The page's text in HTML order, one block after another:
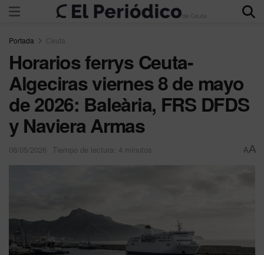
Portada Ceuta
Horarios ferrys Ceuta-
Algeciras viernes 8 de mayo
de 2026: Baleària, FRS DFDS
y Naviera Armas
08/05/2026 Tiempo de lectura: 4 minutos AA